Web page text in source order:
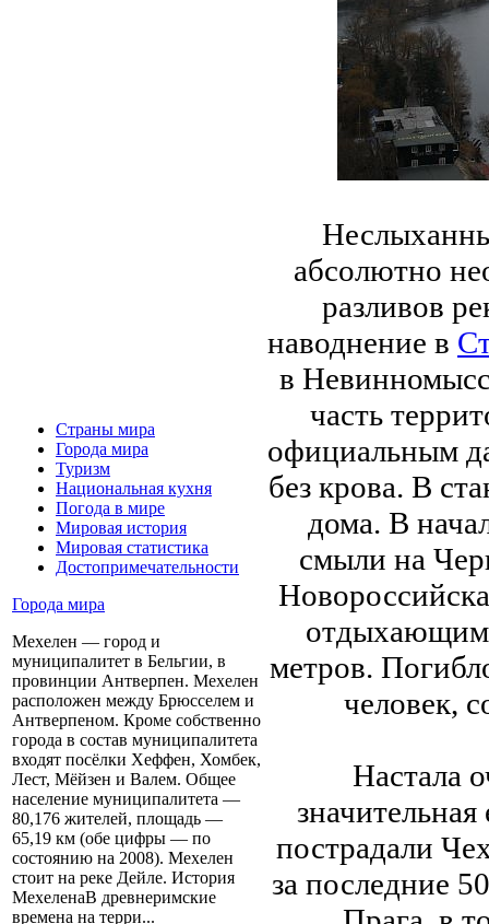
Страны мира
Города мира
Туризм
Национальная кухня
Погода в мире
Мировая история
Мировая статистика
Достопримечательности
Города мира
Мехелен — город и
муниципалитет в Бельгии, в
провинции Антверпен. Мехелен
расположен между Брюсселем и
Антверпеном. Кроме собственно
города в состав муниципалитета
входят посёлки Хеффен, Хомбек,
Лест, Мёйзен и Валем. Общее
население муниципалитета —
80,176 жителей, площадь —
65,19 км (обе цифры — по
состоянию на 2008). Мехелен
стоит на реке Дейле. История
МехеленаВ древнеримские
времена на терри...
абсолютно
разливов
наводнение в
в
часть
официальным
без крова. В
дома. В
смыли на
метров.
человек,
Настала
пострадали
за последние